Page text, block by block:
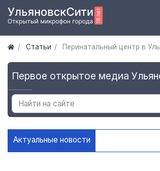
Статьи Перинатальный центр в
Первое открытое медиа
Актуальные новости Ульяновскую